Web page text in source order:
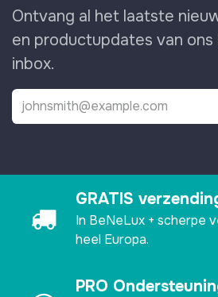
Ontvang al het laatste
en productupdates van
inbox.
GRATIS
In BeNeLux + scherpe
heel Europa.
PRO